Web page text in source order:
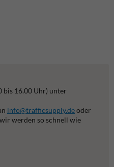
bis 16.00 Uhr) unter
info@trafficsupply.deoder
werden so schnell wie